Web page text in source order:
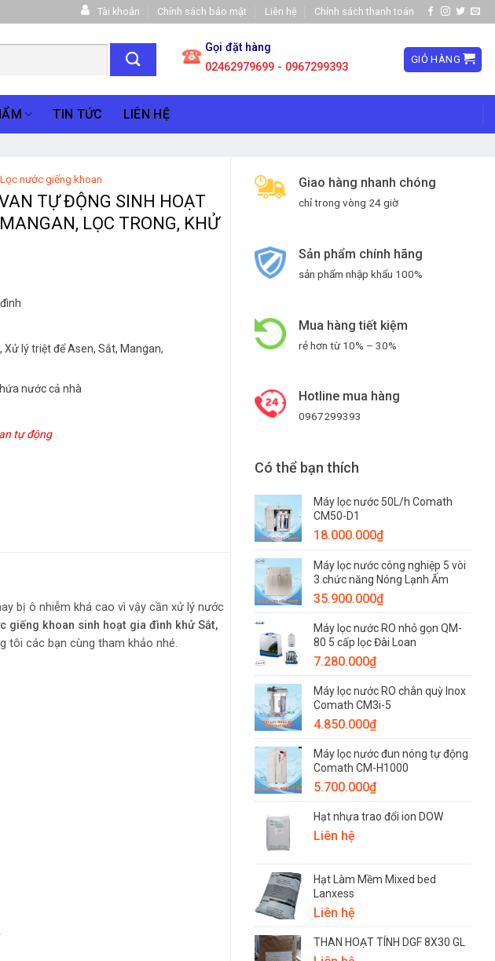
Tài khoản Chính sách bảo mật Liên hệ Chính sách thanh toán
Gọi đặt hàng
02462979699 - 0967299393
GIỎ HÀNG
TIN TỨC LIÊN HỆ
Giao hàng nhanh chóng
chỉ trong vòng 24 giờ
Sản phẩm chính hãng
sản phẩm nhập khẩu 100%
Mua hàng tiết kiệm
rẻ hơn từ 10% – 30%
Hotline mua hàng
0967299393
Có thể bạn thích
Máy lọc nước 50L/h Comath
CM50-D1
18.000.000₫
Máy lọc nước công nghiệp 5 vòi
3 chức năng Nóng Lạnh Ấm
35.900.000₫
Máy lọc nước RO nhỏ gọn QM-
80 5 cấp lọc Đài Loan
7.280.000₫
Máy lọc nước RO chân quỳ Inox
Comath CM3i-5
4.850.000₫
Máy lọc nước đun nóng tự động
Comath CM-H1000
5.700.000₫
Hạt nhựa trao đổi ion DOW
Liên hệ
Hạt Làm Mềm Mixed bed
Lanxess
Liên hệ
THAN HOẠT TÍNH DGF 8X30 GL
Lọc nước giếng khoan
TỰ ĐỘNG SINH HOẠT
LỌC TRONG, KHỬ
lý triệt để Asen, Sắt, Mangan,
nước cả nhà
tự động
bị ô nhiễm khá cao vì vậy cần xử lý nước
giếng khoan sinh hoạt gia đình khử Sắt,
tôi các bạn cùng tham khảo nhé.